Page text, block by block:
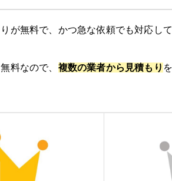
が無料で、かつ急な依頼でも対応し
料なので、 複数の業者から見積もり